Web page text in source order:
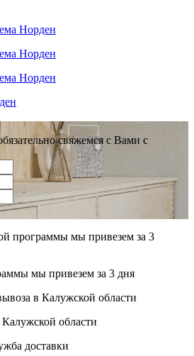
свяжемся с Вами с
мы привезем за 3 дня
области